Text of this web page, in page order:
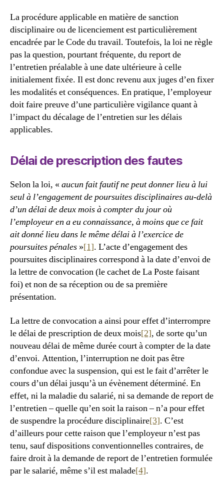
La procédure applicable en matière de sanction
disciplinaire ou de licenciement est particulièrement
encadrée par le Code du travail. Toutefois, la loi ne règle
pas la question, pourtant fréquente, du report de
l’entretien préalable à une date ultérieure à celle
initialement fixée. Il est donc revenu aux juges d’en fixer
les modalités et conséquences. En pratique, l’employeur
doit faire preuve d’une particulière vigilance quant à
l’impact du décalage de l’entretien sur les délais
applicables.
Délai de prescription des fautes
Selon la loi, « aucun fait fautif ne peut donner lieu à lui
seul à l’engagement de poursuites disciplinaires au-delà
d’un délai de deux mois à compter du jour où
l’employeur en a eu connaissance, à moins que ce fait
ait donné lieu dans le même délai à l’exercice de
poursuites pénales »[1]. L’acte d’engagement des
poursuites disciplinaires correspond à la date d’envoi de
la lettre de convocation (le cachet de La Poste faisant
foi) et non de sa réception ou de sa première
présentation.
La lettre de convocation a ainsi pour effet d’interrompre
le délai de prescription de deux mois[2], de sorte qu’un
nouveau délai de même durée court à compter de la date
d’envoi. Attention, l’interruption ne doit pas être
confondue avec la suspension, qui est le fait d’arrêter le
cours d’un délai jusqu’à un évènement déterminé. En
effet, ni la maladie du salarié, ni sa demande de report de
l’entretien – quelle qu’en soit la raison – n’a pour effet
de suspendre la procédure disciplinaire[3]. C’est
d’ailleurs pour cette raison que l’employeur n’est pas
tenu, sauf dispositions conventionnelles contraires, de
faire droit à la demande de report de l’entretien formulée
par le salarié, même s’il est malade[4].